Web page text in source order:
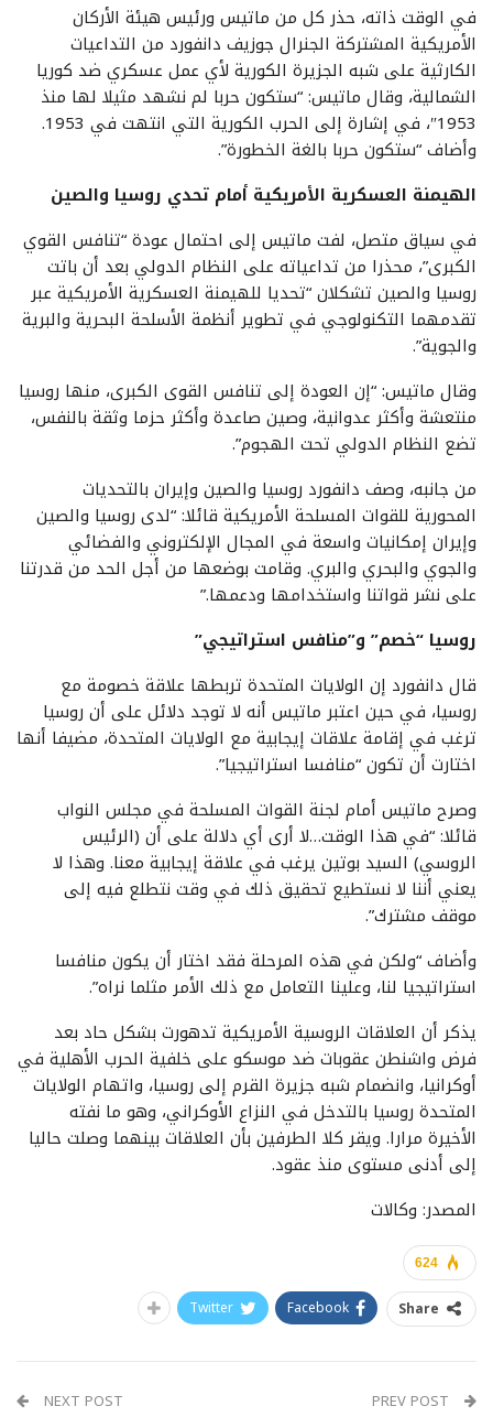
في الوقت ذاته، حذر كل من ماتيس ورئيس هيئة الأركان
الأمريكية المشتركة الجنرال جوزيف دانفورد من التداعيات
الكارثية على شبه الجزيرة الكورية لأي عمل عسكري ضد كوريا
الشمالية، وقال ماتيس: “ستكون حربا لم نشهد مثيلا لها منذ
1953″، في إشارة إلى الحرب الكورية التي انتهت في 1953.
وأضاف “ستكون حربا بالغة الخطورة”.
الهيمنة العسكرية الأمريكية أمام تحدي روسيا والصين
في سياق متصل، لفت ماتيس إلى احتمال عودة “تنافس القوي
الكبرى”، محذرا من تداعياته على النظام الدولي بعد أن باتت
روسيا والصين تشكلان “تحديا للهيمنة العسكرية الأمريكية عبر
تقدمهما التكنولوجي في تطوير أنظمة الأسلحة البحرية والبرية
والجوية”.
وقال ماتيس: “إن العودة إلى تنافس القوى الكبرى، منها روسيا
منتعشة وأكثر عدوانية، وصين صاعدة وأكثر حزما وثقة بالنفس،
تضع النظام الدولي تحت الهجوم”.
من جانبه، وصف دانفورد روسيا والصين وإيران بالتحديات
المحورية للقوات المسلحة الأمريكية قائلا: “لدى روسيا والصين
وإيران إمكانيات واسعة في المجال الإلكتروني والفضائي
والجوي والبحري والبري. وقامت بوضعها من أجل الحد من قدرتنا
على نشر قواتنا واستخدامها ودعمها.”
روسيا “خصم” و”منافس استراتيجي”
قال دانفورد إن الولايات المتحدة تربطها علاقة خصومة مع
روسيا، في حين اعتبر ماتيس أنه لا توجد دلائل على أن روسيا
ترغب في إقامة علاقات إيجابية مع الولايات المتحدة، مضيفا أنها
اختارت أن تكون “منافسا استراتيجيا”.
وصرح ماتيس أمام لجنة القوات المسلحة في مجلس النواب
قائلا: “في هذا الوقت…لا أرى أي دلالة على أن (الرئيس
الروسي) السيد بوتين يرغب في علاقة إيجابية معنا. وهذا لا
يعني أننا لا نستطيع تحقيق ذلك في وقت نتطلع فيه إلى
موقف مشترك”.
وأضاف “ولكن في هذه المرحلة فقد اختار أن يكون منافسا
استراتيجيا لنا، وعلينا التعامل مع ذلك الأمر مثلما نراه”.
يذكر أن العلاقات الروسية الأمريكية تدهورت بشكل حاد بعد
فرض واشنطن عقوبات ضد موسكو على خلفية الحرب الأهلية في
أوكرانيا، وانضمام شبه جزيرة القرم إلى روسيا، واتهام الولايات
المتحدة روسيا بالتدخل في النزاع الأوكراني، وهو ما نفته
الأخيرة مرارا. ويقر كلا الطرفين بأن العلاقات بينهما وصلت حاليا
إلى أدنى مستوى منذ عقود.
المصدر: وكالات
624
Share
Facebook
Twitter
NEXT POST